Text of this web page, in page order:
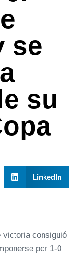
se
su
LinkedIn
victoria consiguió
por 1-0